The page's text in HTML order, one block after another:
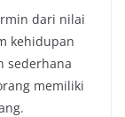
dari nilai
kehidupan
sederhana
memiliki